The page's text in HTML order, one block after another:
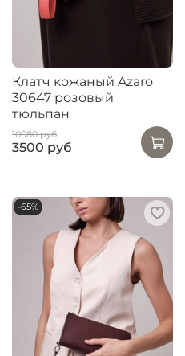
Клатч кожаный Azaro
30647 розовый
тюльпан
10080 руб
3500 руб
-65%